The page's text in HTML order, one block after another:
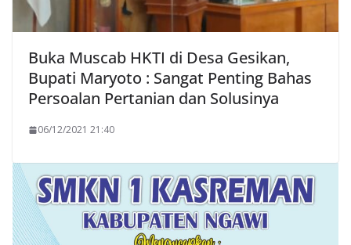
Buka Muscab HKTI di Desa Gesikan,
Bupati Maryoto : Sangat Penting Bahas
Persoalan Pertanian dan Solusinya
06/12/2021 21:40